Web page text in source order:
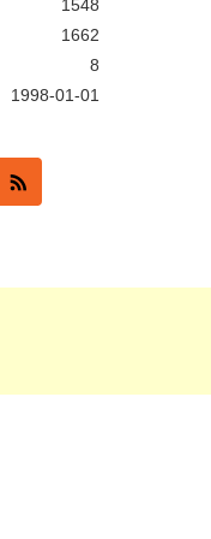
1548
1662
8
1998-01-01